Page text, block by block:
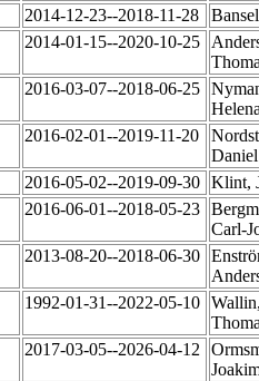
2014-12-23--2018-11-28
2014-01-15--2020-10-25
2016-03-07--2018-06-25
2016-02-01--2019-11-20
2016-05-02--2019-09-30 Klint,
2016-06-01--2018-05-23
Carl-
2013-08-20--2018-06-30
1992-01-31--2022-05-10
2017-03-05--2026-04-12